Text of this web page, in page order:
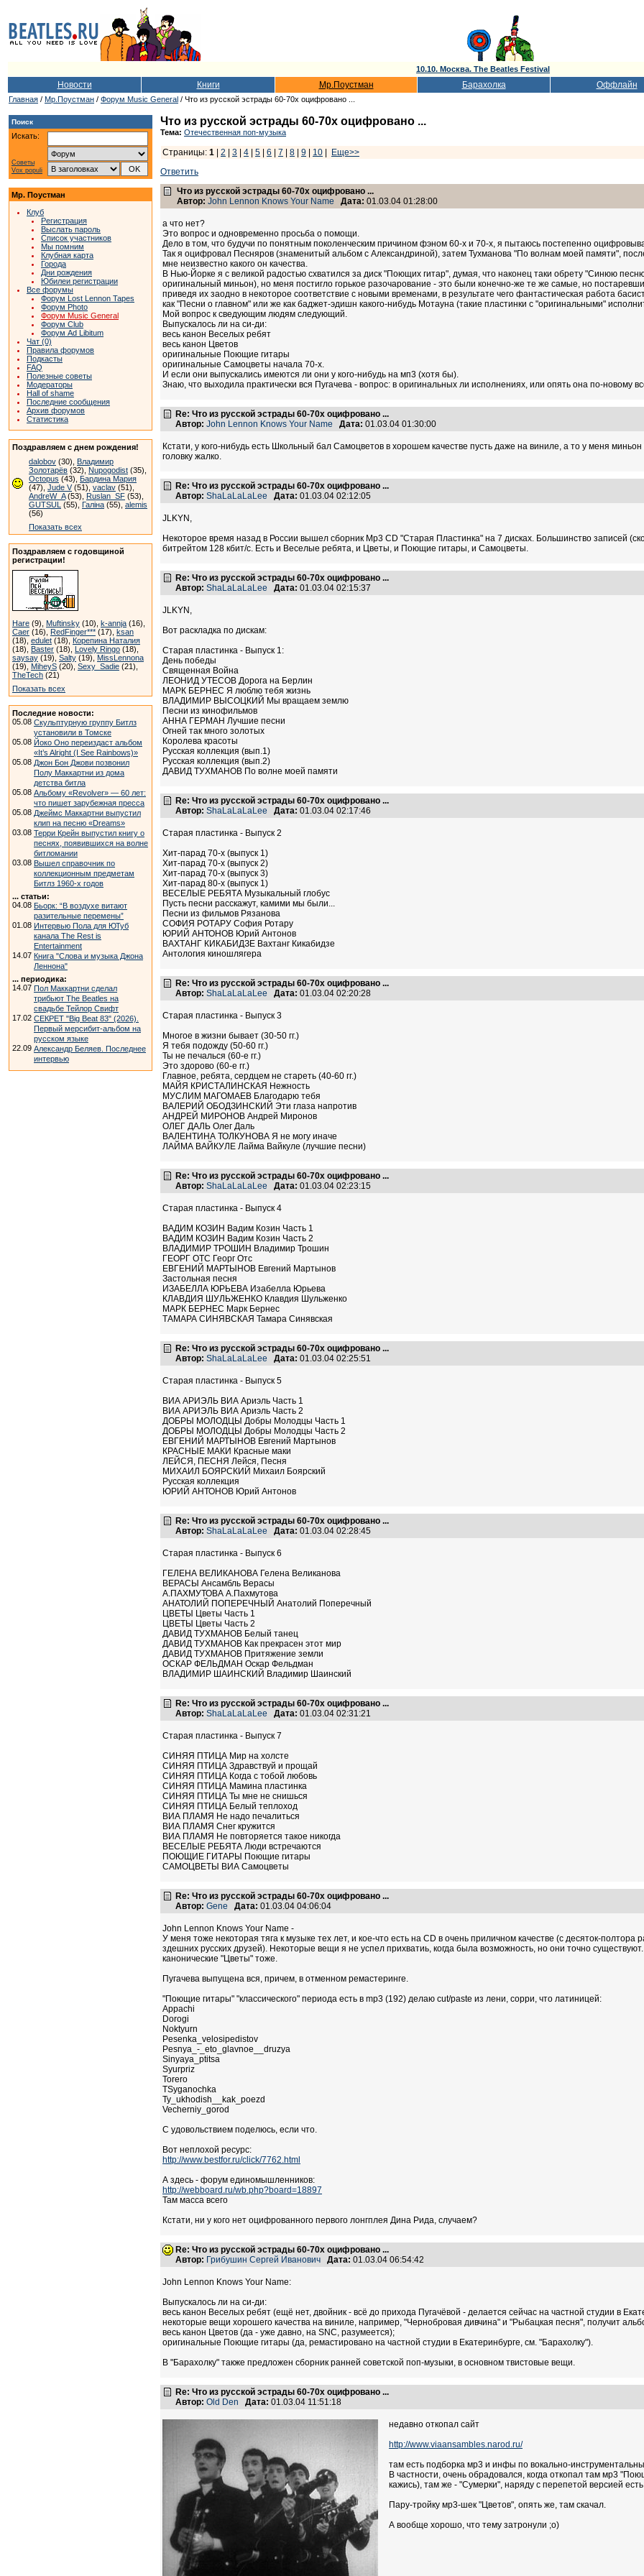
10.10. Москва. The Beatles Festival
Новости Книги Мр.Поустман Барахолка Оффлайн
Главная / Мр.Поустман / Форум Music General / Что из русской эстрады 60-70х оцифровано ...
Поиск
Искать:
Советы
Vox populi
Мр. Поустман
Клуб
Регистрация
Выслать пароль
Список участников
Мы помним
Клубная карта
Города
Дни рождения
Юбилеи регистрации
Все форумы
Форум Lost Lennon Tapes
Форум Photo
Форум Music General
Форум Club
Форум Ad Libitum
Чат (0)
Правила форумов
Подкасты
FAQ
Полезные советы
Модераторы
Hall of shame
Последние сообщения
Архив форумов
Статистика
Поздравляем с днем рождения!
dalobov (30), Владимир
Золотарёв (32), Nupogodist (35),
Octopus (43), Бардина Мария
(47), Jude V(51), vaclav (51),
AndreW_A(53), Ruslan_SF (53),
GUTSUL (55), Галіна (55), alemis
(56)
Показать всех
Поздравляем с годовщиной
регистрации!
Hare (9), Muftinsky (10), k-annja (16),
Caer (16), RedFinger*** (17), ksan
(18), edulet (18), Корепина Наталия
(18), Baster (18), Lovely Ringo (18),
saysay (19), Salty (19), MissLennona
(19), MiheyS (20), Sexy_Sadie (21),
TheTech (21)
Показать всех
Последние новости:
05.08 Скульптурную группу Битлз
установили в Томске
05.08 Йоко Оно переиздаст альбом
«It’s Alright (I See Rainbows)»
05.08 Джон Бон Джови позвонил
Полу Маккартни из дома
детства битла
05.08 Альбому «Revolver» — 60 лет:
что пишет зарубежная пресса
05.08 Джеймс Маккартни выпустил
клип на песню «Dreams»
03.08 Терри Крейн выпустил книгу о
песнях, появившихся на волне
битломании
03.08 Вышел справочник по
коллекционным предметам
Битлз 1960-х годов
... статьи:
04.08 Бьорк: “В воздухе витают
разительные перемены”
01.08 Интервью Пола для ЮТуб
канала The Rest is
Entertainment
14.07 Книга "Слова и музыка Джона
Леннона"
... периодика:
14.07 Пол Маккартни сделал
трибьют The Beatles на
свадьбе Тейлор Свифт
17.02 СЕКРЕТ "Big Beat 83" (2026).
Первый мерсибит-альбом на
русском языке
22.09 Александр Беляев. Последнее
интервью
Что из русской эстрады 60-70х оцифровано ...
Тема: Отечественная поп-музыка
Страницы: 1 2 3 4 5 6 7 8 9 10
Еще>>
Ответить
Что из русской эстрады 60-70х оцифровано ...
Автор: John Lennon Knows Your Name Дата: 01.03.04 01:28:00
а что нет?
Это вопрос и одновременно просьба о помощи.
Дело в том, что будучи по понятным поколенческим причином фэном 60-х и 70-х, я пытаюсь постепенно
Так я оцифровал Песняров (знаменитый альбом с Александриной), затем Тухманова "По волнам моей памяти",
мне неизвестно какого он качества.
В Нью-Йорке я с великой радостью схватился за диск "Поющих гитар", думая, что наконец таки обрету "Синюю
оригинальный миньон), но меня постигло горькое разочарование - это были конечно-же те же самые, но
приведя их заодно в некоторое соответствие с новыми временами, в результате чего фантастическая работа
как "Песни о главном" или же как баджет-эдишн какого-нибудь Мотауна (такие пластинки с "оригинальными"
Мой вопрос к сведующим людям следующий.
Выпускалось ли на си-ди:
весь канон Веселых ребят
весь канон Цветов
оригинальные Поющие гитары
оригинальные Самоцветы начала 70-х.
И если они выпускались имеются ли они у кого-нибудь на мп3 (хотя бы).
Знаю, что выходила практически вся Пугачева - вопрос: в оригинальных ли исполнениях, или опять она по-новому
Re: Что из русской эстрады 60-70х оцифровано ...
Автор: John Lennon Knows Your Name Дата: 01.03.04 01:30:00
Кстати, у кого-нибудь есть Школьный бал Самоцветов в хорошем качестве пусть даже на виниле, а то у меня
головку жалко.
Re: Что из русской эстрады 60-70х оцифровано ...
Автор: ShaLaLaLaLee Дата: 01.03.04 02:12:05
JLKYN,
Некоторое время назад в России вышел сборник Mp3 CD "Старая Пластинка" на 7 дисках. Большинство записей
битрейтом 128 кбит/с. Есть и Веселые ребята, и Цветы, и Поющие гитары, и Самоцветы.
Re: Что из русской эстрады 60-70х оцифровано ...
Автор: ShaLaLaLaLee Дата: 01.03.04 02:15:37
JLKYN,
Вот раскладка по дискам:
Старая пластинка - Выпуск 1:
День победы
Священная Война
ЛЕОНИД УТЕСОВ Дорога на Берлин
МАРК БЕРНЕС Я люблю тебя жизнь
ВЛАДИМИР ВЫСОЦКИЙ Мы вращаем землю
Песни из кинофильмов
АННА ГЕРМАН Лучшие песни
Огней так много золотых
Королева красоты
Русская коллекция (вып.1)
Русская коллекция (вып.2)
ДАВИД ТУХМАНОВ По волне моей памяти
Re: Что из русской эстрады 60-70х оцифровано ...
Автор: ShaLaLaLaLee Дата: 01.03.04 02:17:46
Старая пластинка - Выпуск 2
Хит-парад 70-х (выпуск 1)
Хит-парад 70-х (выпуск 2)
Хит-парад 70-х (выпуск 3)
Хит-парад 80-х (выпуск 1)
ВЕСЕЛЫЕ РЕБЯТА Музыкальный глобус
Пусть песни расскажут, камими мы были...
Песни из фильмов Рязанова
СОФИЯ РОТАРУ София Ротару
ЮРИЙ АНТОНОВ Юрий Антонов
ВАХТАНГ КИКАБИДЗЕ Вахтанг Кикабидзе
Антология киношлягера
Re: Что из русской эстрады 60-70х оцифровано ...
Автор: ShaLaLaLaLee Дата: 01.03.04 02:20:28
Старая пластинка - Выпуск 3
Многое в жизни бывает (30-50 гг.)
Я тебя подожду (50-60 гг.)
Ты не печалься (60-е гг.)
Это здорово (60-е гг.)
Главное, ребята, сердцем не стареть (40-60 гг.)
МАЙЯ КРИСТАЛИНСКАЯ Нежность
МУСЛИМ МАГОМАЕВ Благодарю тебя
ВАЛЕРИЙ ОБОДЗИНСКИЙ Эти глаза напротив
АНДРЕЙ МИРОНОВ Андрей Миронов
ОЛЕГ ДАЛЬ Олег Даль
ВАЛЕНТИНА ТОЛКУНОВА Я не могу иначе
ЛАЙМА ВАЙКУЛЕ Лайма Вайкуле (лучшие песни)
Re: Что из русской эстрады 60-70х оцифровано ...
Автор: ShaLaLaLaLee Дата: 01.03.04 02:23:15
Старая пластинка - Выпуск 4
ВАДИМ КОЗИН Вадим Козин Часть 1
ВАДИМ КОЗИН Вадим Козин Часть 2
ВЛАДИМИР ТРОШИН Владимир Трошин
ГЕОРГ ОТС Георг Отс
ЕВГЕНИЙ МАРТЫНОВ Евгений Мартынов
Застольная песня
ИЗАБЕЛЛА ЮРЬЕВА Изабелла Юрьева
КЛАВДИЯ ШУЛЬЖЕНКО Клавдия Шульженко
МАРК БЕРНЕС Марк Бернес
ТАМАРА СИНЯВСКАЯ Тамара Синявская
Re: Что из русской эстрады 60-70х оцифровано ...
Автор: ShaLaLaLaLee Дата: 01.03.04 02:25:51
Старая пластинка - Выпуск 5
ВИА АРИЭЛЬ ВИА Ариэль Часть 1
ВИА АРИЭЛЬ ВИА Ариэль Часть 2
ДОБРЫ МОЛОДЦЫ Добры Молодцы Часть 1
ДОБРЫ МОЛОДЦЫ Добры Молодцы Часть 2
ЕВГЕНИЙ МАРТЫНОВ Евгений Мартынов
КРАСНЫЕ МАКИ Красные маки
ЛЕЙСЯ, ПЕСНЯ Лейся, Песня
МИХАИЛ БОЯРСКИЙ Михаил Боярский
Русская коллекция
ЮРИЙ АНТОНОВ Юрий Антонов
Re: Что из русской эстрады 60-70х оцифровано ...
Автор: ShaLaLaLaLee Дата: 01.03.04 02:28:45
Старая пластинка - Выпуск 6
ГЕЛЕНА ВЕЛИКАНОВА Гелена Великанова
ВЕРАСЫ Ансамбль Верасы
А.ПАХМУТОВА А.Пахмутова
АНАТОЛИЙ ПОПЕРЕЧНЫЙ Анатолий Поперечный
ЦВЕТЫ Цветы Часть 1
ЦВЕТЫ Цветы Часть 2
ДАВИД ТУХМАНОВ Белый танец
ДАВИД ТУХМАНОВ Как прекрасен этот мир
ДАВИД ТУХМАНОВ Притяжение земли
ОСКАР ФЕЛЬДМАН Оскар Фельдман
ВЛАДИМИР ШАИНСКИЙ Владимир Шаинский
Re: Что из русской эстрады 60-70х оцифровано ...
Автор: ShaLaLaLaLee Дата: 01.03.04 02:31:21
Старая пластинка - Выпуск 7
СИНЯЯ ПТИЦА Мир на холсте
СИНЯЯ ПТИЦА Здравствуй и прощай
СИНЯЯ ПТИЦА Когда с тобой любовь
СИНЯЯ ПТИЦА Мамина пластинка
СИНЯЯ ПТИЦА Ты мне не снишься
СИНЯЯ ПТИЦА Белый теплоход
ВИА ПЛАМЯ Не надо печалиться
ВИА ПЛАМЯ Снег кружится
ВИА ПЛАМЯ Не повторяется такое никогда
ВЕСЕЛЫЕ РЕБЯТА Люди встречаются
ПОЮЩИЕ ГИТАРЫ Поющие гитары
САМОЦВЕТЫ ВИА Самоцветы
Re: Что из русской эстрады 60-70х оцифровано ...
Автор: Gene Дата: 01.03.04 04:06:04
John Lennon Knows Your Name -
У меня тоже некоторая тяга к музыке тех лет, и кое-что есть на CD в очень приличном качестве (с десяток-
здешних русских друзей). Некоторые вещи я не успел прихватиь, когда была возможность, но они точно
канонические "Цветы" тоже.
Пугачева выпущена вся, причем, в отменном ремастеринге.
"Поющие гитары" "классического" периода есть в mp3 (192) делаю cut/paste из лени, сорри, что латиницей:
Appachi
Dorogi
Noktyurn
Pesenka_velosipedistov
Pesnya_-_eto_glavnoe__druzya
Sinyaya_ptitsa
Syurpriz
Torero
TSyganochka
Ty_ukhodish__kak_poezd
Vecherniy_gorod
С удовольствием поделюсь, если что.
Вот неплохой ресурс:
http://www.bestfor.ru/click/7762.html
А здесь - форум единомышленников:
http://webboard.ru/wb.php?board=18897
Там масса всего
Кстати, ни у кого нет оцифрованного первого лонгплея Дина Рида, случаем?
Re: Что из русской эстрады 60-70х оцифровано ...
Автор: Грибушин Сергей Иванович Дата: 01.03.04 06:54:42
John Lennon Knows Your Name:
Выпускалось ли на си-ди:
весь канон Веселых ребят (ещё нет, двойник - всё до прихода Пугачёвой - делается сейчас на частной студии в
некоторые вещи хорошего качества на виниле, например, "Чернобровая дивчина" и "Рыбацкая песня", получит
весь канон Цветов (да - уже давно, на SNC, разумеется);
оригинальные Поющие гитары (да, ремастировано на частной студии в Екатеринбурге, см. "Барахолку").
В "Барахолку" также предложен сборник ранней советской поп-музыки, в основном твистовые вещи.
Re: Что из русской эстрады 60-70х оцифровано ...
Автор: Old Den Дата: 01.03.04 11:51:18
недавно откопал сайт
http://www.viaansambles.narod.ru/
там есть подборка мр3 и инфы по вокально-
В частности, очень обрадовался, когда откопал там мр3
кажись), там же - "Сумерки", наряду с перепетой версией
Пару-тройку мр3-шек "Цветов", опять же, там скачал.
А вообще хорошо, что тему затронули ;о)